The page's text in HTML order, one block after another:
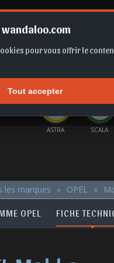
pour vous offrir le
Tout accepter
SCALA FORMENTOR
les marques OPEL
OPEL FICHE